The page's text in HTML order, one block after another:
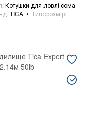
Котушки для ловлі сома
TICA
Типорозмір